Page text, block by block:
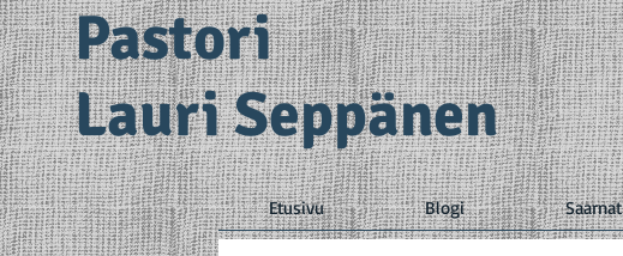
Pastori
Lauri Seppänen
Etusivu Blogi Saarnat